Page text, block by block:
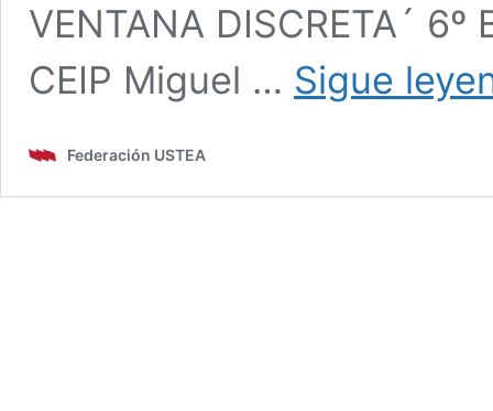
VENTANA DISCRETA´
CEIP Miguel … Sigue
Federación USTEA